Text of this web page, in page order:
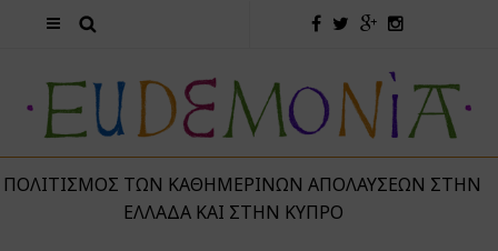
ΤΩΝ ΚΑΘΗΜΕΡΙΝΏΝ ΑΠΟΛΑΎΣΕΩΝ ΣΤΗΝ
ΕΛΛΆΔΑ ΚΑΙ ΣΤΗΝ ΚΎΠΡΟ